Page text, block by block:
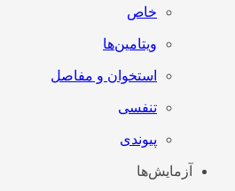
خاص
ویتامین‌ها
استخوان و مفاصل
تنفسی
پیوندی
آزمایش‌ها